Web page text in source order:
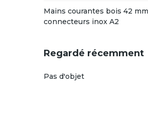
Mains courantes bois 42
connecteurs inox A2
Regardé récemment
Pas d'objet